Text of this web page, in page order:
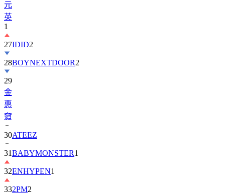
元
英
1
27IDID2
28BOYNEXTDOOR2
29
金
惠
奫
30ATEEZ
31BABYMONSTER1
32ENHYPEN1
332PM2